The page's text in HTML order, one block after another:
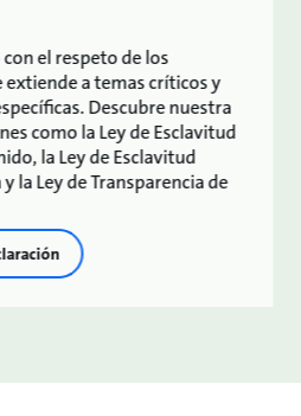
el respeto de los
extiende a temas críticos y
Descubre nuestra
como la Ley de Esclavitud
la Ley de Esclavitud
la Ley de Transparencia de